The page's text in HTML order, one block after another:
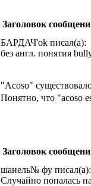
Заголовок
БАРДАЧ'ok писал(а):
без англ. понятия
"Acoso"
Понятно, что "acoso
Заголовок
шанель№ фу писал(а):
Случайно попалась